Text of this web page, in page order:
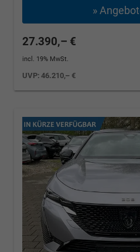
»
27.390,– €
incl. 19% MwSt.
UVP:46.210,– €